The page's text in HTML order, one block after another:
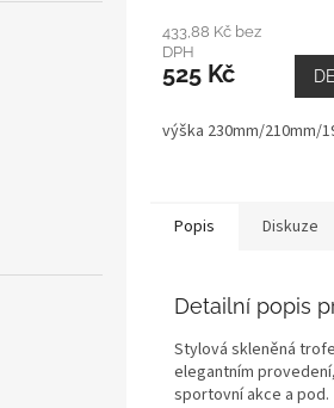
433,88 Kč bez
DPH
525 Kč
výška 230mm/210mm/
Popis Diskuze
Detailní popis
Stylová skleněná
elegantním
sportovní akce a pod.